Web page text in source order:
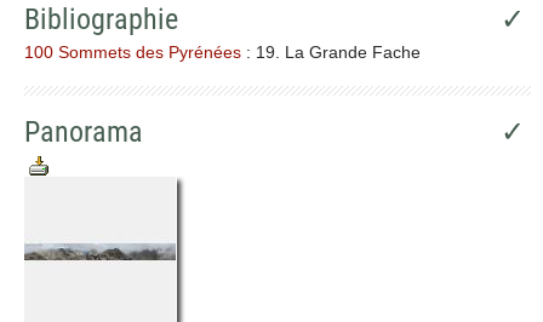
Bibliographie ✓
100 Sommets des Pyrénées : 19. La Grande Fache
Panorama ✓